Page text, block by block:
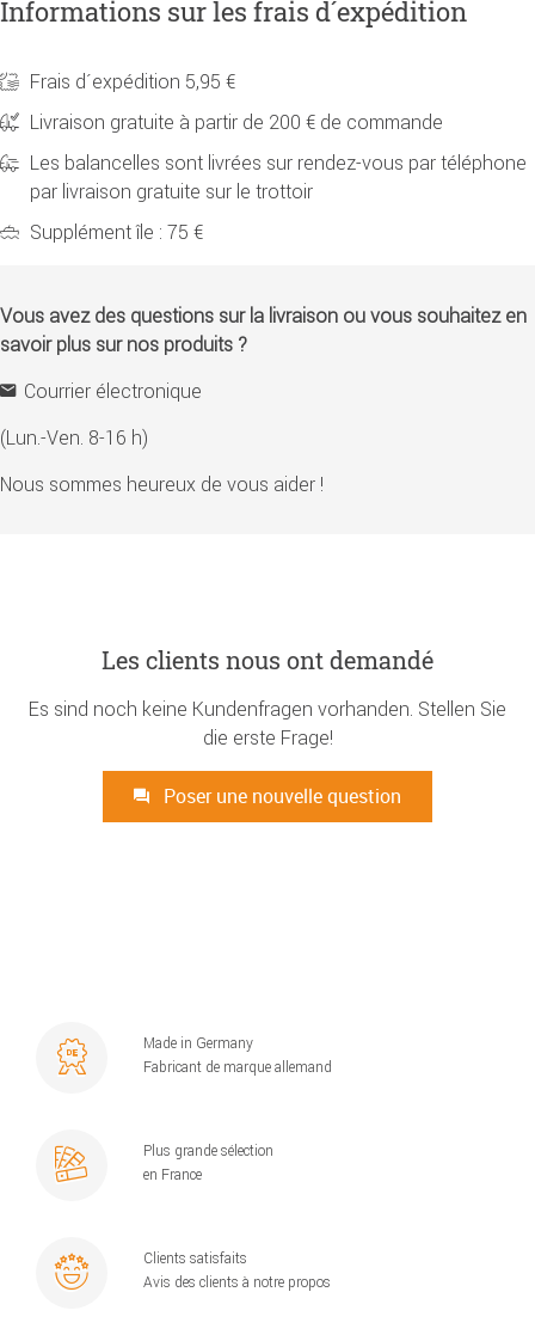
Informations sur les frais d´expédition
Frais d´expédition 5,95 €
Livraison gratuite à partir de 200 € de commande
Les balancelles sont livrées sur rendez-vous par téléphone
par livraison gratuite sur le trottoir
Supplément île : 75 €
Vous avez des questions sur la livraison ou vous souhaitez en
savoir plus sur nos produits ?
Courrier électronique
(Lun.-Ven. 8-16 h)
Nous sommes heureux de vous aider !
Les clients nous ont demandé
Es sind noch keine Kundenfragen vorhanden. Stellen Sie
die erste Frage!
Poser une nouvelle question
Made in Germany
Fabricant de marque allemand
Plus grande sélection
en France
Clients satisfaits
Avis des clients à notre propos